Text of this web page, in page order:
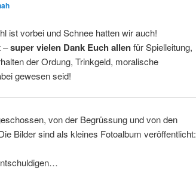
ist vorbei und Schnee hatten wir auch!
–super vielen Dank Euch allenfür Spielleitung,
der Ordung, Trinkgeld, moralische
gewesen seid!
von der Begrüssung und von den
Bilder sind als kleines Fotoalbum veröffentlicht: